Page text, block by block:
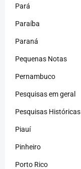
Pará
Paraíba
Paraná
Pequenas Notas
Pernambuco
Pesquisas em geral
Pesquisas Históricas
Piauí
Pinheiro
Porto Rico